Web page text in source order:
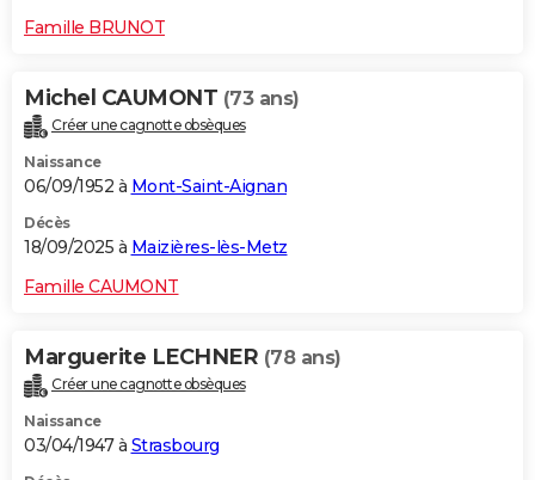
Famille BRUNOT
Michel CAUMONT (73 ans)
Créer une cagnotte obsèques
Naissance
06/09/1952 à Mont-Saint-Aignan
Décès
18/09/2025 à Maizières-lès-Metz
Famille CAUMONT
Marguerite LECHNER (78 ans)
Créer une cagnotte obsèques
Naissance
03/04/1947 à Strasbourg